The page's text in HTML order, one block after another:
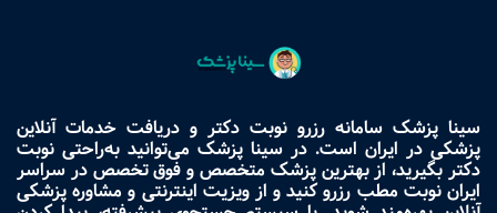
سینا پزشک سامانه رزرو نوبت دکتر و دریافت خدمات آنلاین
پزشکی در ایران است. در سینا پزشک می‌توانید به‌راحتی نوبت
دکتر بگیرید، از بهترین پزشک متخصص و فوق تخصص در سراسر
ایران نوبت مطب رزرو کنید و از ویزیت اینترنتی و مشاوره پزشکی